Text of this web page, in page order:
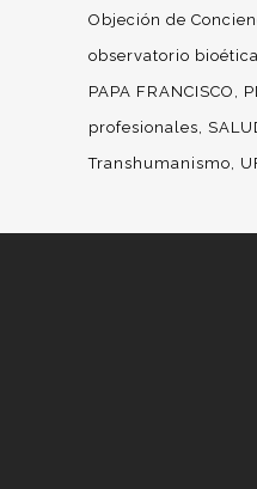
Objeción de
observatorio bioética
PAPA FRANCISCO
profesionales
Transhumanismo